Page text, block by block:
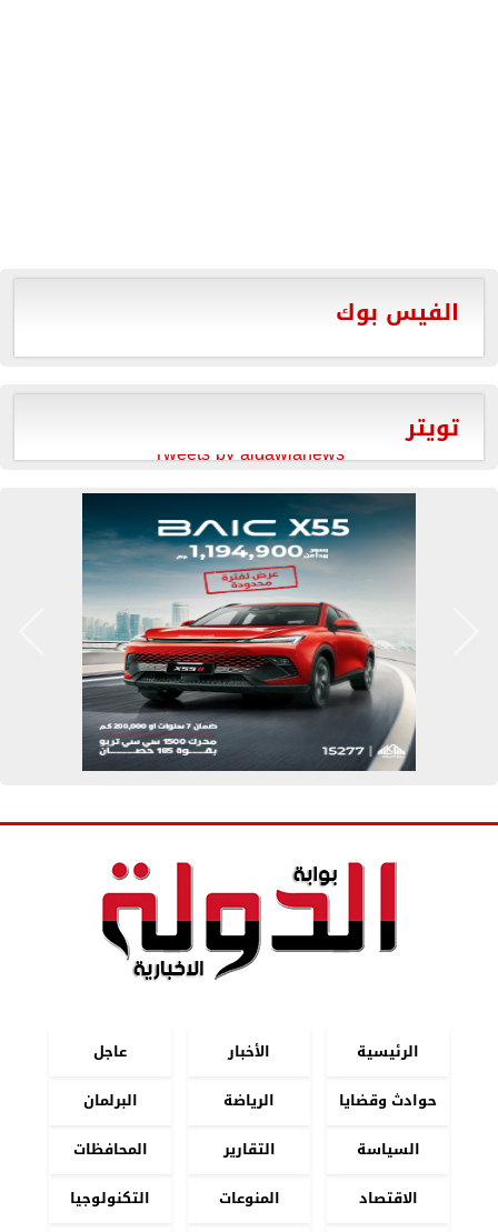
الفيس بوك
تويتر
Tweets by aldawlanews
الرئيسية الأخبار
عاجل
حوادث وقضايا
الرياضة
البرلمان
السياسة
التقارير
المحافظات
الاقتصاد
المنوعات التكنولوجيا